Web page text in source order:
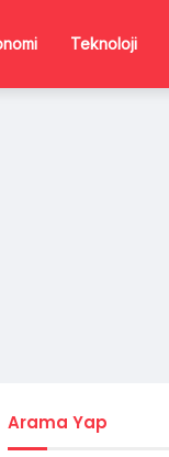
Teknoloji
Arama Yap